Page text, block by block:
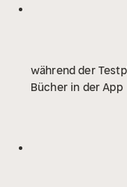
während der
Bücher in der App